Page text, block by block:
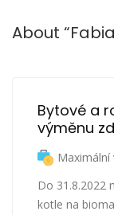
About
Bytové a
výměnu
Maximální
Do 31.8.2022
kotle na